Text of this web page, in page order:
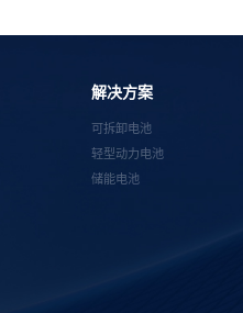
解决方案
可拆卸电池
轻型动力电池
储能电池